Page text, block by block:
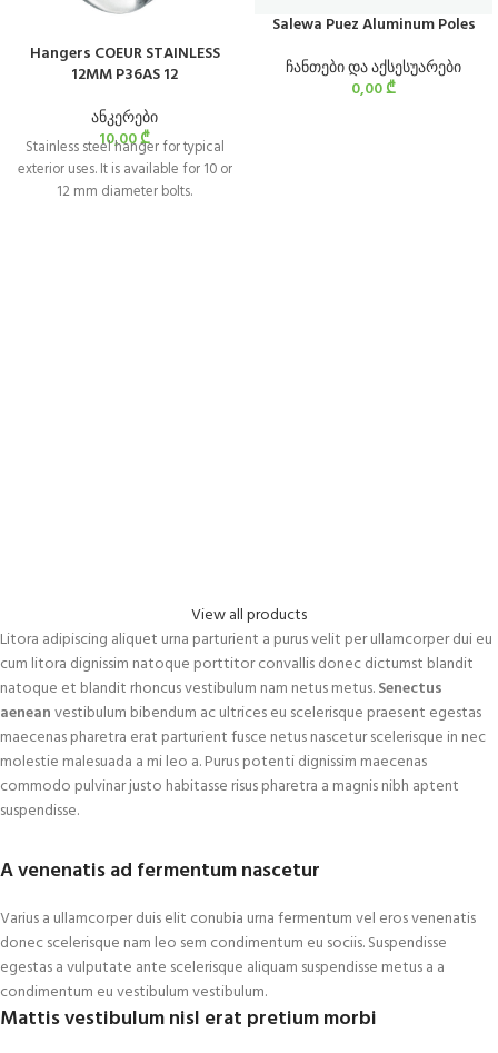
Hangers COEUR STAINLESS
12MM P36AS 12
ანკერები
10,00₾
Stainless steel hanger for typical
exterior uses. It is available for 10 or
12 mm diameter bolts.
Salewa Puez Aluminum Poles
ჩანთები და აქსესუარები
0,00₾
View all products
Litora adipiscing aliquet urna parturient a purus velit per ullamcorper dui eu
cum litora dignissim natoque porttitor convallis donec dictumst blandit
natoque et blandit rhoncus vestibulum nam netus metus.Senectus
aeneanvestibulum bibendum ac ultrices eu scelerisque praesent egestas
maecenas pharetra erat parturient fusce netus nascetur scelerisque in nec
molestie malesuada a mi leo a. Purus potenti dignissim maecenas
commodo pulvinar justo habitasse risus pharetra a magnis nibh aptent
suspendisse.
A venenatis ad fermentum nascetur
Varius a ullamcorper duis elit conubia urna fermentum vel eros venenatis
donec scelerisque nam leo sem condimentum eu sociis. Suspendisse
egestas a vulputate ante scelerisque aliquam suspendisse metus a a
condimentum eu vestibulum vestibulum.
Mattis vestibulum nisl erat pretium morbi